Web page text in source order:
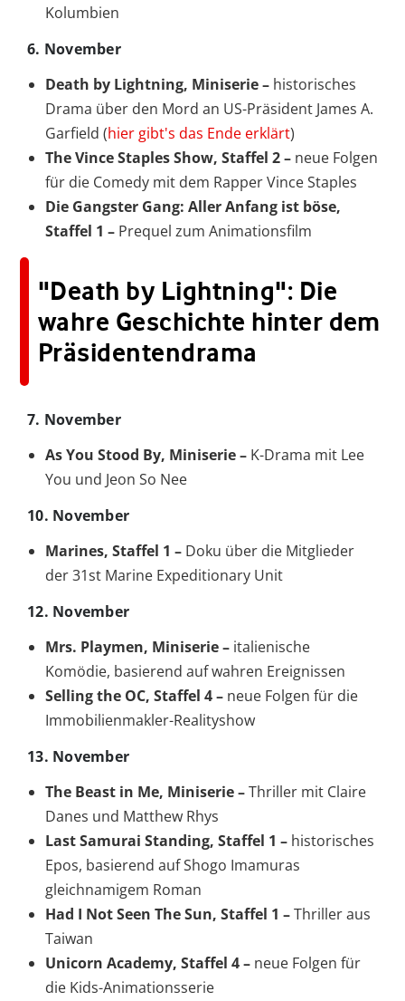
Kolumbien
6. November
Death by Lightning, Miniserie – historisches
Drama über den Mord an US-Präsident James A.
Garfield (hier gibt's das Ende erklärt)
The Vince Staples Show, Staffel 2 – neue Folgen
für die Comedy mit dem Rapper Vince Staples
Die Gangster Gang: Aller Anfang ist böse,
Staffel 1 – Prequel zum Animationsfilm
"Death by Lightning": Die
wahre Geschichte hinter dem
Präsidentendrama
7. November
As You Stood By, Miniserie – K-Drama mit Lee
You und Jeon So Nee
10. November
Marines, Staffel 1 – Doku über die Mitglieder
der 31st Marine Expeditionary Unit
12. November
Mrs. Playmen, Miniserie – italienische
Komödie, basierend auf wahren Ereignissen
Selling the OC, Staffel 4 – neue Folgen für die
Immobilienmakler-Realityshow
13. November
The Beast in Me, Miniserie –Thriller mit Claire
Danes und Matthew Rhys
Last Samurai Standing, Staffel 1 – historisches
Epos, basierend auf Shogo Imamuras
gleichnamigem Roman
Had I Not Seen The Sun, Staffel 1 –Thriller aus
Taiwan
Unicorn Academy, Staffel 4 – neue Folgen für
die Kids-Animationsserie